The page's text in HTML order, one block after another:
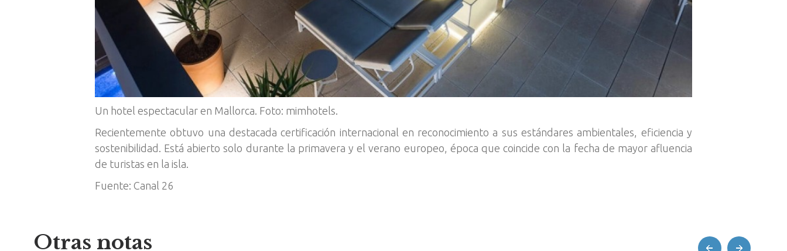
Un hotel espectacular en Mallorca. Foto: mimhotels.
Recientemente obtuvo una destacada certificación internacional en reconocimiento a sus estándares ambientales, eficiencia y
sostenibilidad. Está abierto solo durante la primavera y el verano europeo, época que coincide con la fecha de mayor afluencia
de turistas en la isla.
Fuente: Canal 26
Otras notas prev next